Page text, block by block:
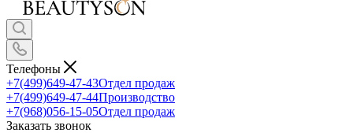
Телефоны
+7(499)649-47-43Отдел продаж
+7(499)649-47-44Производство
+7(968)056-15-05Отдел продаж
Заказать звонок